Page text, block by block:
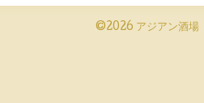
©2026 アジアン